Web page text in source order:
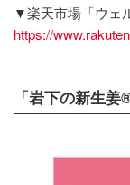
▼楽天市場「ウェ
https://
「岩下の新生